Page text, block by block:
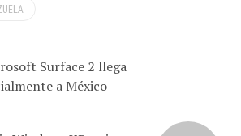
Surface 2 llega
a México